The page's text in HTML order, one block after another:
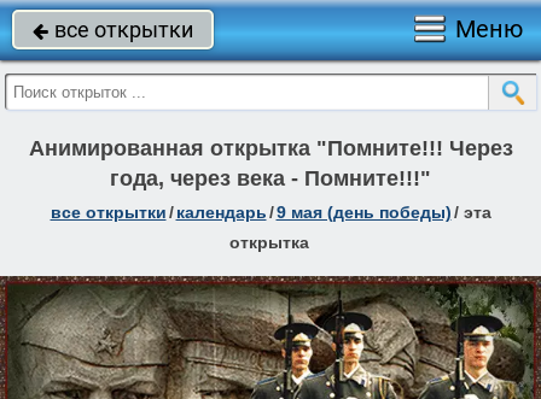
 все открытки Меню
Анимированная открытка "Помните!!! Через
года, через века - Помните!!!"
все открытки/ календарь/9 мая (день победы)/ эта
открытка